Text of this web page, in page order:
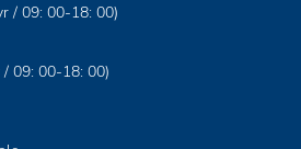
/ 09: 00-18: 00)
/ 09: 00-18: 00)